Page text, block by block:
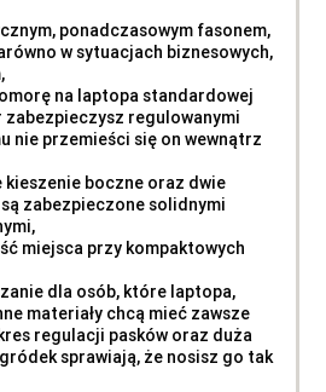
ponadczasowym fasonem,
w sytuacjach biznesowych,
na laptopa standardowej
regulowanymi
nie przemieści się on wewnątrz
kieszenie boczne oraz dwie
zabezpieczone solidnymi
miejsca przy kompaktowych
dla osób, które laptopa,
materiały chcą mieć zawsze
regulacji pasków oraz duża
sprawiają, że nosisz go tak